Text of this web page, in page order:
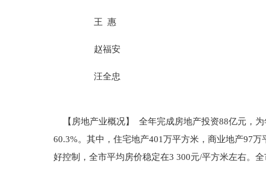
王 惠
赵福安
汪全忠
【房地产业概况】 全年完成房地产投资88亿元，为
60.3%。其中，住宅地产401万平方米，商业地产97
好控制，全市平均房价稳定在3 300元/平方米左右。